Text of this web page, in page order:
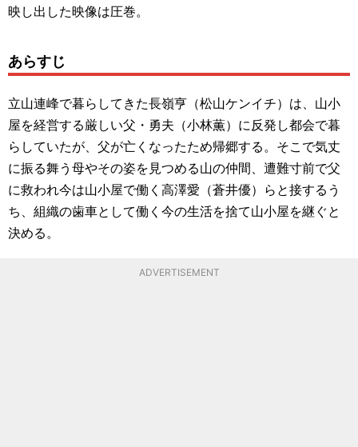
映し出した映像は圧巻。
あらすじ
立山連峰で暮らしてきた長嶺亨（松山ケンイチ）は、山小
屋を経営する厳しい父・勇夫（小林薫）に反発し都会で暮
らしていたが、父が亡くなったため帰郷する。そこで気丈
に振る舞う母やその姿を見つめる山の仲間、遭難寸前で父
に救われ今は山小屋で働く高澤愛（蒼井優）らと接するう
ち、組織の歯車として働く今の生活を捨て山小屋を継ぐと
決める。
ADVERTISEMENT